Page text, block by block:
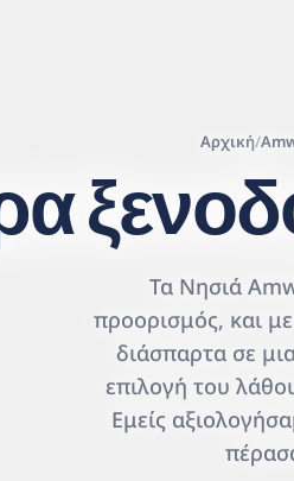
Αρχική/
Τα Νησιά
προορισμός, και
διάσπαρτα σε
επιλογή του
Εμείς